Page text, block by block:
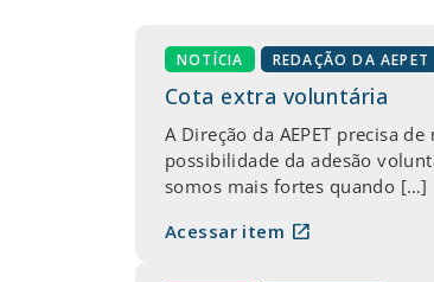
NOTÍCIA REDAÇÃO DA AEPET
Cota extra voluntária
A Direção da AEPET precisa
possibilidade da adesão
somos mais fortes quando […]
Acessar item open_in_new